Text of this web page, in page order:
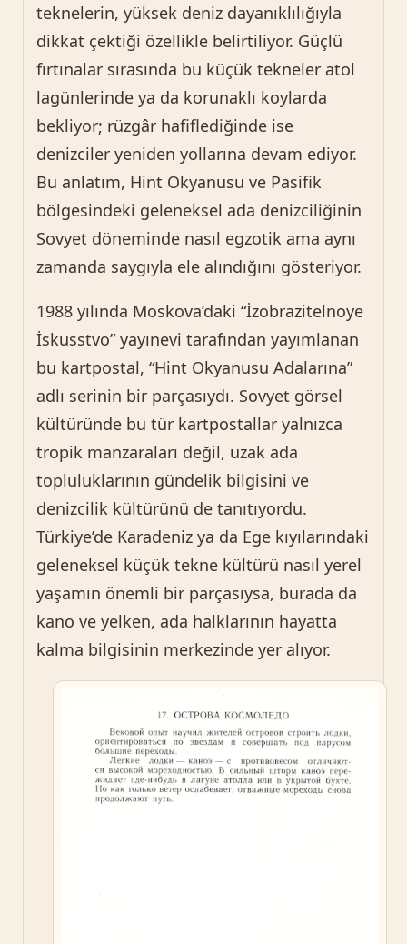
teknelerin, yüksek deniz dayanıklılığıyla
dikkat çektiği özellikle belirtiliyor. Güçlü
fırtınalar sırasında bu küçük tekneler atol
lagünlerinde ya da korunaklı koylarda
bekliyor; rüzgâr hafiflediğinde ise
denizciler yeniden yollarına devam ediyor.
Bu anlatım, Hint Okyanusu ve Pasifik
bölgesindeki geleneksel ada denizciliğinin
Sovyet döneminde nasıl egzotik ama aynı
zamanda saygıyla ele alındığını gösteriyor.
1988 yılında Moskova’daki “İzobrazitelnoye
İskusstvo” yayınevi tarafından yayımlanan
bu kartpostal, “Hint Okyanusu Adalarına”
adlı serinin bir parçasıydı. Sovyet görsel
kültüründe bu tür kartpostallar yalnızca
tropik manzaraları değil, uzak ada
topluluklarının gündelik bilgisini ve
denizcilik kültürünü de tanıtıyordu.
Türkiye’de Karadeniz ya da Ege kıyılarındaki
geleneksel küçük tekne kültürü nasıl yerel
yaşamın önemli bir parçasıysa, burada da
kano ve yelken, ada halklarının hayatta
kalma bilgisinin merkezinde yer alıyor.